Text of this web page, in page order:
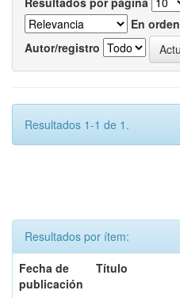
En orden
Autor/registro
Resultados 1-1 de 1.
Resultados por ítem:
Fecha de
publicación
Título